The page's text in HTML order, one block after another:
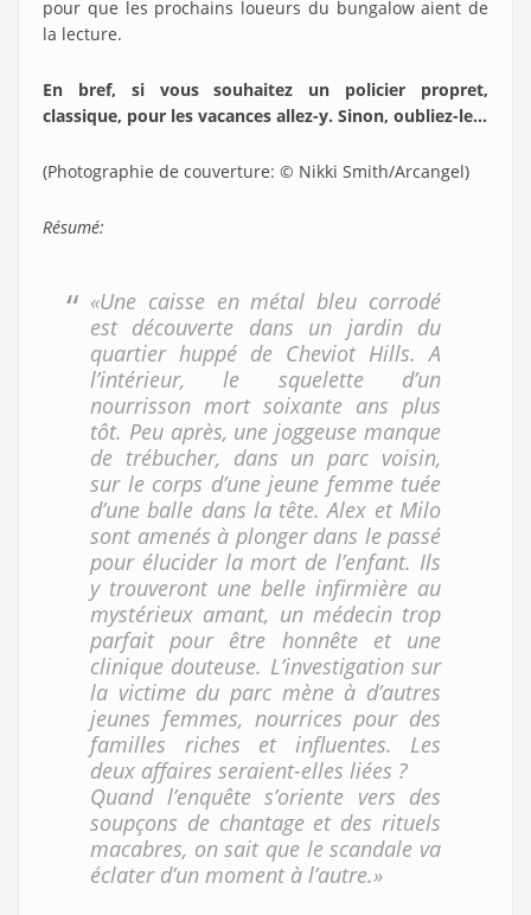
pour que les prochains loueurs du bungalow aient de
la lecture.
En bref, si vous souhaitez un policier propret,
classique, pour les vacances allez-y. Sinon, oubliez-le…
(Photographie de couverture: © Nikki Smith/Arcangel)
Résumé:
«Une caisse en métal bleu corrodé
est découverte dans un jardin du
quartier huppé de Cheviot Hills. A
l’intérieur, le squelette d’un
nourrisson mort soixante ans plus
tôt. Peu après, une joggeuse manque
de trébucher, dans un parc voisin,
sur le corps d’une jeune femme tuée
d’une balle dans la tête. Alex et Milo
sont amenés à plonger dans le passé
pour élucider la mort de l’enfant. Ils
y trouveront une belle infirmière au
mystérieux amant, un médecin trop
parfait pour être honnête et une
clinique douteuse. L’investigation sur
la victime du parc mène à d’autres
jeunes femmes, nourrices pour des
familles riches et influentes. Les
deux affaires seraient-elles liées ?
Quand l’enquête s’oriente vers des
soupçons de chantage et des rituels
macabres, on sait que le scandale va
éclater d’un moment à l’autre.»